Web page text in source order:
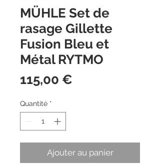
MÜHLE Set de
rasage Gillette
Fusion Bleu et
Métal RYTMO
115,00 €
Quantité *
Ajouter au panier